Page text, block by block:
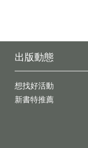
出版動態
想找好活動
新書特推薦